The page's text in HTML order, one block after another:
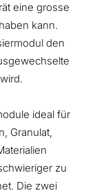
eine grosse
kann.
den
ideal für
Granulat,
zu
Die zwei